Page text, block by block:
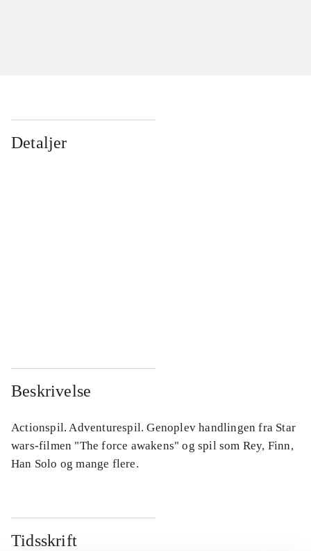
Detaljer
Beskrivelse
Actionspil. Adventurespil. Genoplev handlingen fra Star
wars-filmen "The force awakens" og spil som Rey, Finn,
Han Solo og mange flere.
Tidsskrift